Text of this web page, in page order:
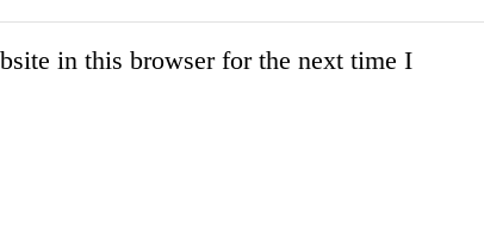
in this browser for the next time I